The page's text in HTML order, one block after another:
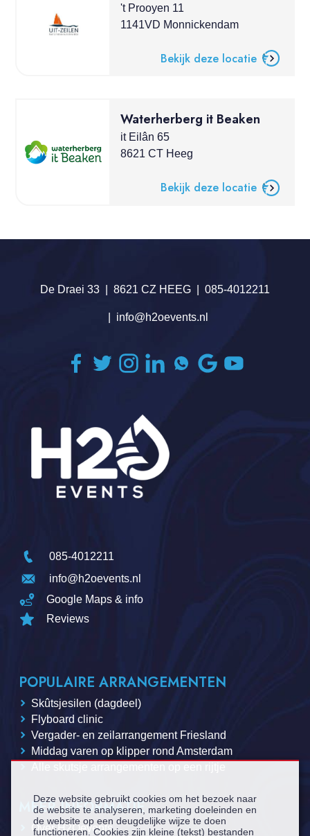
't Prooyen 11
1141VD Monnickendam
Bekijk deze locatie
Waterherberg it Beaken
it Eilân 65
8621 CT Heeg
Bekijk deze locatie
De Draei 33 8621 CZ HEEG 085-4012211
info@h2oevents.nl
085-4012211
info@h2oevents.nl
Google Maps & info
Reviews
POPULAIRE ARRANGEMENTEN
Skûtsjesilen (dagdeel)
Flyboard clinic
Vergader- en zeilarrangement Friesland
Middag varen op klipper rond Amsterdam
MEER INFORMATIE
Over H2Oevents
Deze website gebruikt cookies om het bezoek naar
de website te analyseren, marketing doeleinden en
de website op een deugdelijke wijze te doen
functioneren. Cookies zijn kleine (tekst) bestanden